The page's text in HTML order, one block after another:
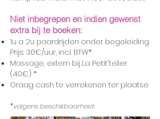
Niet inbegrepen en indien gewenst
extra bij te boeken:
1u a 2u paardrijden onder begeleiding.
Prijs: 30€/uur, incl. BTW*
Massage, extern bij La Petit'telier
(40€) *
Graag cash te verrekenen ter plaatse.
*volgens beschikbaarheid.